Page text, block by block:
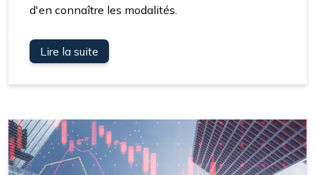
d'en connaître les modalités.
Lire la suite